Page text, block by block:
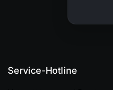
Service-Hotline